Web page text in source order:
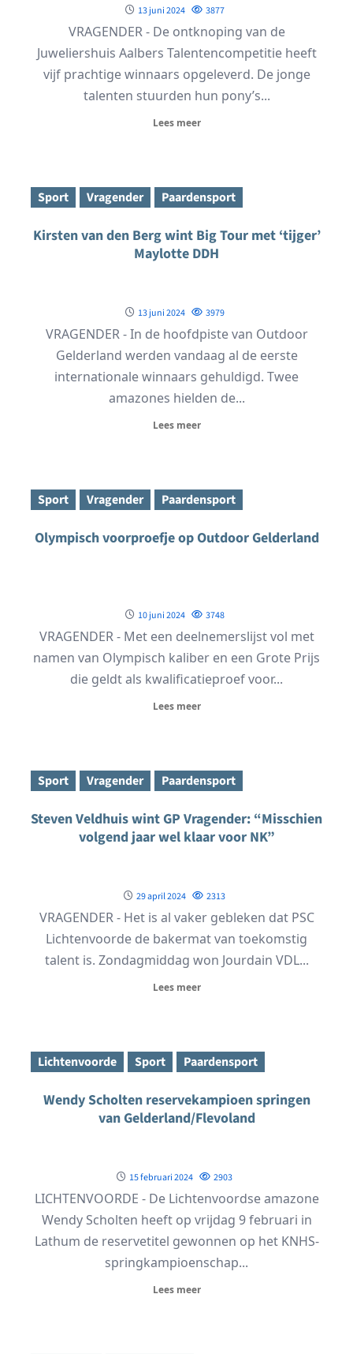
13 juni 2024 3877
VRAGENDER - De ontknoping van de
Juweliershuis Aalbers Talentencompetitie heeft
vijf prachtige winnaars opgeleverd. De jonge
talenten stuurden hun pony’s...
Lees meer
Sport Vragender Paardensport
Kirsten van den Berg wint Big Tour met ‘tijger’
Maylotte DDH
13 juni 2024 3979
VRAGENDER - In de hoofdpiste van Outdoor
Gelderland werden vandaag al de eerste
internationale winnaars gehuldigd. Twee
amazones hielden de...
Lees meer
Sport Vragender Paardensport
Olympisch voorproefje op Outdoor Gelderland
10 juni 2024 3748
VRAGENDER - Met een deelnemerslijst vol met
namen van Olympisch kaliber en een Grote Prijs
die geldt als kwalificatieproef voor...
Lees meer
Sport Vragender Paardensport
Steven Veldhuis wint GP Vragender: “Misschien
volgend jaar wel klaar voor NK”
29 april 2024 2313
VRAGENDER - Het is al vaker gebleken dat PSC
Lichtenvoorde de bakermat van toekomstig
talent is. Zondagmiddag won Jourdain VDL...
Lees meer
Lichtenvoorde Sport Paardensport
Wendy Scholten reservekampioen springen
van Gelderland/Flevoland
15 februari 2024 2903
LICHTENVOORDE - De Lichtenvoordse amazone
Wendy Scholten heeft op vrijdag 9 februari in
Lathum de reservetitel gewonnen op het KNHS-
springkampioenschap...
Lees meer